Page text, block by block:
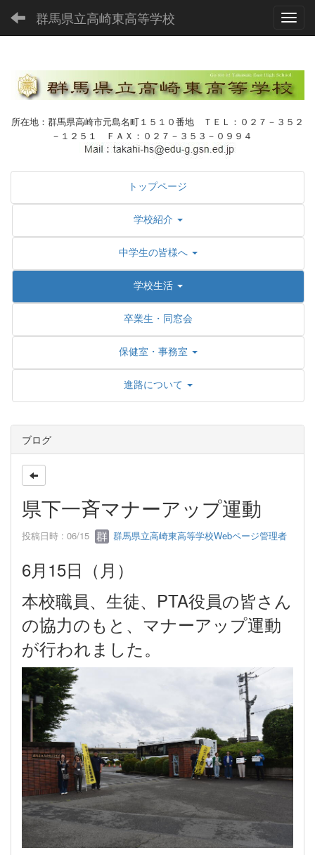
群馬県立高崎東高等学校
所在地：群馬県高崎市元島名町１５１０番地 ＴＥＬ：０２７－３５２
－１２５１ ＦＡＸ：０２７－３５３－０９９４
トップページ
学校紹介
中学生の皆様へ
学校生活
卒業生・同窓会
保健室・事務室
進路について
ブログ
県下一斉マナーアップ運動
投稿日時 : 06/15 群馬県立高崎東高等学校Webページ管理者
6月15日（月）
本校職員、生徒、PTA役員の皆さん
の協力のもと、マナーアップ運動
が行われました。